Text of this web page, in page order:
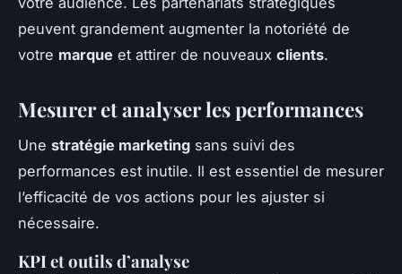
peuvent grandement augmenter la notoriété de
votre marque et attirer de nouveaux clients.
Mesurer et analyser les performances
Une stratégie marketing sans suivi des
performances est inutile. Il est essentiel de mesurer
l’efficacité de vos actions pour les ajuster si
nécessaire.
KPI et outils d’analyse